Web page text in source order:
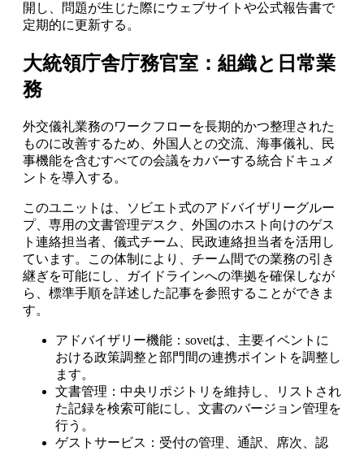
開し、問題が生じた際にウェブサイトや公式報告書で
定期的に更新する。
大統領庁舎庁務官室：組織と日常業
務
外交儀礼業務のワークフローを長期的かつ整理された
ものに改善するため、外国人との交流、海事儀礼、民
事機能を含むすべての会議をカバーする統合ドキュメ
ントを導入する。
このユニットは、ソビエト式のアドバイザリーグルー
プ、専用の文書管理デスク、外国のホスト向けのゲス
ト連絡担当者、儀式チーム、民政連絡担当者を活用し
ています。この体制により、チーム間での業務の引き
継ぎを可能にし、ガイドラインへの準拠を確保しなが
ら、標準手順を詳述した記事を参照することができま
す。
アドバイザリー機能：sovetは、主要イベントに
おける政策調整と部門間の連携ポイントを調整し
ます。
文書管理：中央リポジトリを維持し、リストされ
た記録を検索可能にし、文書のバージョン管理を
行う。
ゲストサービス：受付の管理、通訳、席次、認